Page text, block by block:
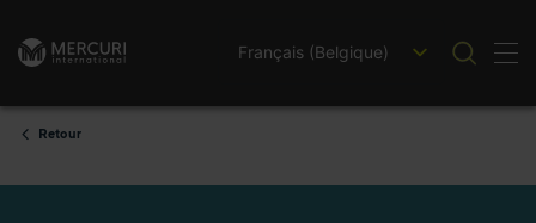
Passer au contenu
Français (Belgique)
Retour